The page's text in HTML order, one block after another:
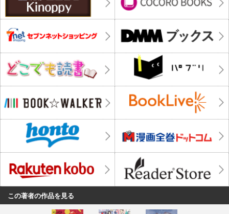
この著者の作品を見る